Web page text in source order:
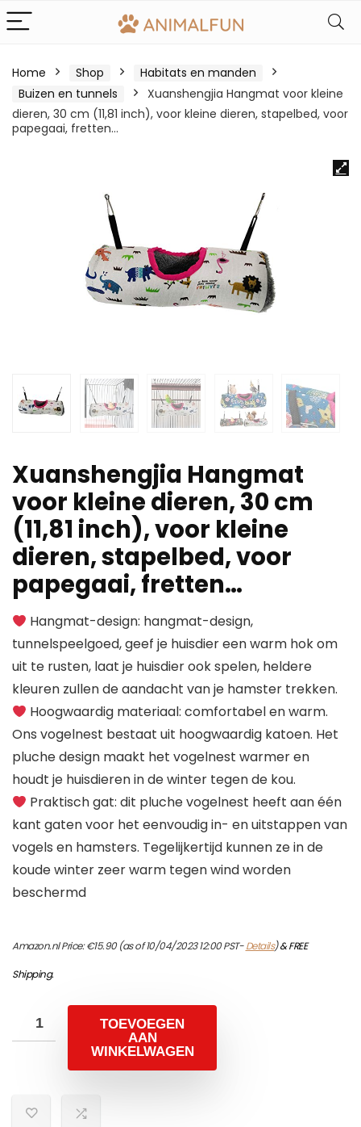
Home Shop
Habitats en manden
Buizen en tunnels
Xuanshengjia Hangmat voor kleine
dieren, 30 cm (11,81 inch), voor kleine dieren, stapelbed, voor
papegaai, fretten…
Xuanshengjia Hangmat
voor kleine dieren, 30 cm
(11,81 inch), voor kleine
dieren, stapelbed, voor
papegaai, fretten…
Hangmat-design: hangmat-design,
tunnelspeelgoed, geef je huisdier een warm hok om
uit te rusten, laat je huisdier ook spelen, heldere
kleuren zullen de aandacht van je hamster trekken.
Hoogwaardig materiaal: comfortabel en warm.
Ons vogelnest bestaat uit hoogwaardig katoen. Het
pluche design maakt het vogelnest warmer en
houdt je huisdieren in de winter tegen de kou.
Praktisch gat: dit pluche vogelnest heeft aan één
kant gaten voor het eenvoudig in- en uitstappen van
vogels en hamsters. Tegelijkertijd kunnen ze in de
koude winter zeer warm tegen wind worden
beschermd
Amazon.nl Price:€15.90(as of 10/04/2023 12:00 PST-Details)&FREE
Shipping.
TOEVOEGEN
AAN
WINKELWAGEN